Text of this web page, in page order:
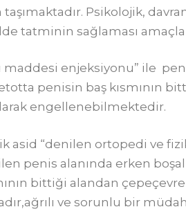
Psikolojik,
tatminin sağlaması
enjeksiyonu” ile
penisin baş kısmının
engellenebilmektedir.
“denilen ortopedi ve fizik
penis alanında erken
bittiği alandan
ve sorunlu bir